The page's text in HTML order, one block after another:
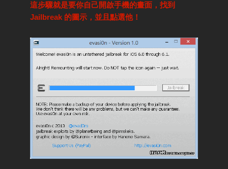
這步驟就是要你自己開啟手機的畫面，找到
Jailbreak 的圖示，並且點選他！